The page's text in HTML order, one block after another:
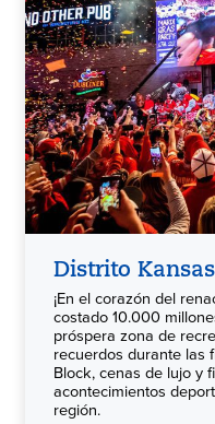
Distrito
¡En el corazón del
costado 10.000
próspera zona de
recuerdos durante las
Block, cenas de lujo y
acontecimientos
región.